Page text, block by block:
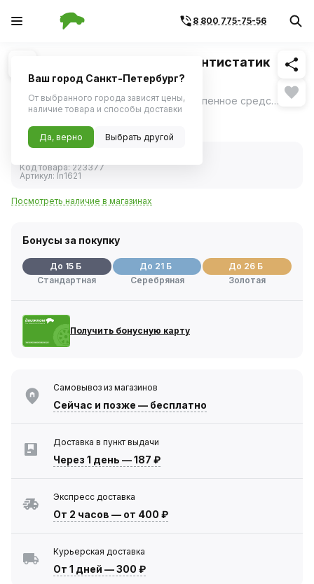
8 800 775-75-56
1/2 Похожие
Очиститель стекол пенный антистатик
LAVR 400мл
Очиститель стекол антистатик LAVR - пенное средство для очистки стекол, зеркал и фар автомобиля от любых загрязнений. ещё
Код товара:223377
Артикул: ln1621
Посмотреть наличие в магазинах
Бонусы за покупку
До 15 Б
Стандартная
До 21 Б
Серебряная
До 26 Б
Золотая
Получить бонусную карту
Самовывоз из магазинов
Сейчас и позже — бесплатно
Доставка в пункт выдачи
Через 1 день —187 ₽
Экспресс доставка
От 2 часов — от 400 ₽
Курьерская доставка
От 1 дней —300 ₽
Ваш город Санкт-Петербург?
От выбранного города зависят цены,
наличие товара и способы доставки
Да, верно Выбрать другой